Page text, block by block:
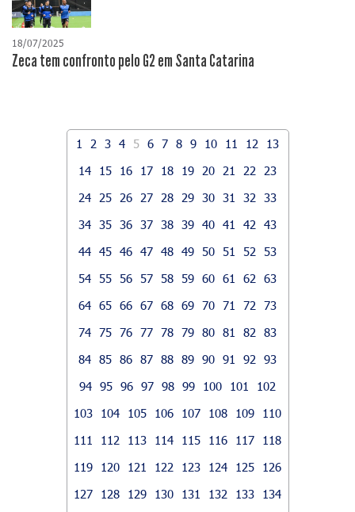
18/07/2025
Zeca tem confronto pelo G2 em Santa Catarina
1 2 3 4 5 6 7 8 9 10 11 12
13
14
15 16 17 18 19 20 21 22
23
24
25 26 27 28 29 30 31 32
33
34 35 36 37 38 39 40 41 42
43
44 45 46 47 48 49 50 51 52
53
54 55 56 57 58 59 60 61 62
63
64 65 66 67 68 69 70 71 72
73
74 75 76 77 78 79 80 81 82
83
84 85 86 87 88 89 90 91 92
93
94 95 96 97 98 99 100 101
102
103
104 105 106 107 108 109
110
111
112 113 114 115 116 117
118
119
120 121 122 123 124 125
126
127
128 129 130 131 132 133
134